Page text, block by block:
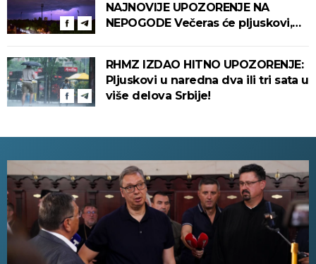
NAJNOVIJE UPOZORENJE NA
NEPOGODE Večeras će pljuskovi,
RHMZ IZDAO HITNO UPOZORENJE:
Pljuskovi u naredna dva ili tri sata u
više delova Srbije!